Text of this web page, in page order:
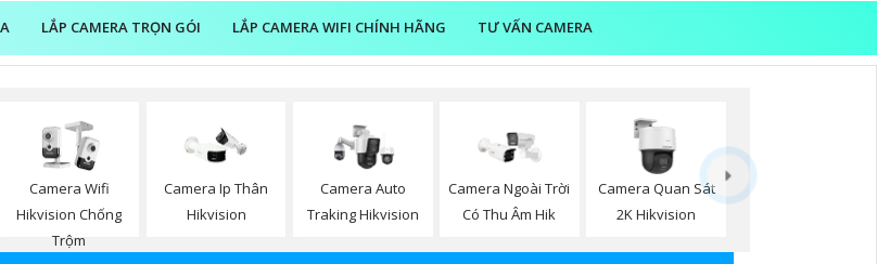
LẮP CAMERA TRỌN GÓI LẮP CAMERA WIFI CHÍNH HÃNG TƯ VẤN CAMERA
Camera Wifi
Hikvision Chống
Trộm
Camera Ip Thân
Hikvision
Camera Auto
Traking Hikvision
Camera Ngoài Trời
Có Thu Âm Hik
Camera Quan Sát
2K Hikvision